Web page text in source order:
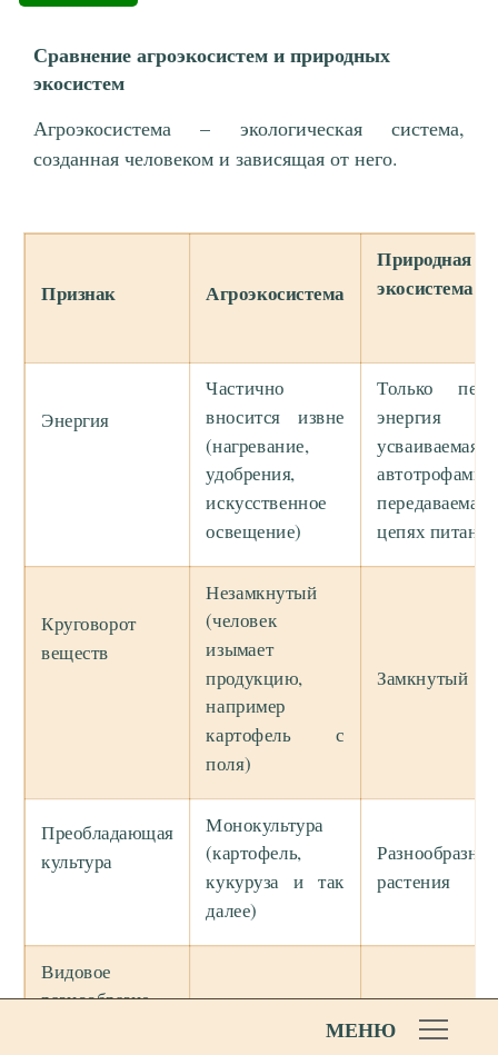
Сравнение агроэкосистем и природных
экосистем
Агроэкосистема – экологическая система,
созданная человеком и зависящая от него.
Признак Агроэкосистема
Природная
экосистема
Энергия
Частично
вносится извне
(нагревание,
удобрения,
искусственное
освещение)
Только
энергия
усваиваемая
цепях питания
Круговорот
веществ
Незамкнутый
(человек
изымает
продукцию,
например
картофель с
поля)
Замкнутый
Преобладающая
культура
Монокультура
(картофель,
кукуруза и так
далее)
растения
Видовое
разнообразие
Богатое
МЕНЮ